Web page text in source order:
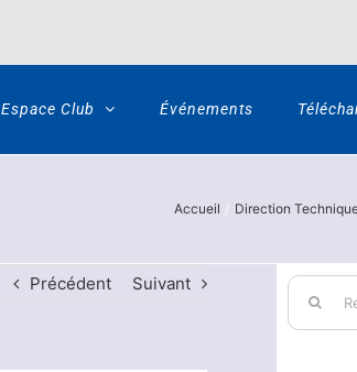
Espace Club Événements
Accueil Direction
Précédent Suivant